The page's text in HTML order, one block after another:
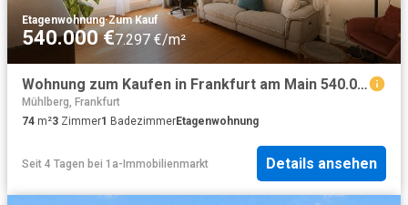
Etagenwohnung·Zum Kauf
540.000 €7.297 €/m²
Wohnung zum Kaufen in Frankfurt am Main 540.000,00 EUR 74 m²
Mühlberg, Frankfurt
74 m²3 Zimmer1 BadezimmerEtagenwohnung
Seit 4 Tagen bei 1a-Immobilienmarkt Details ansehen